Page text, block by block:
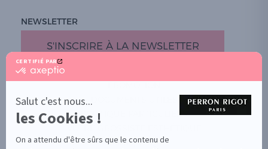
CERTIFIÉ PAR
certifié
En
savoir
plus
sur
Axeptio
Salut c'est nous...
les Cookies !
On a attendu d'être sûrs que le contenu de
NEWSLETTER
S'INSCRIRE À LA NEWSLETTER
BOUTIQUE PARTICULIERS
AIDE / FAQ